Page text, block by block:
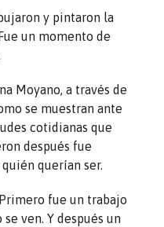
y pintaron la
un momento de
Moyano, a través de
se muestran ante
cotidianas que
después fue
querían ser.
fue un trabajo
ven. Y después un